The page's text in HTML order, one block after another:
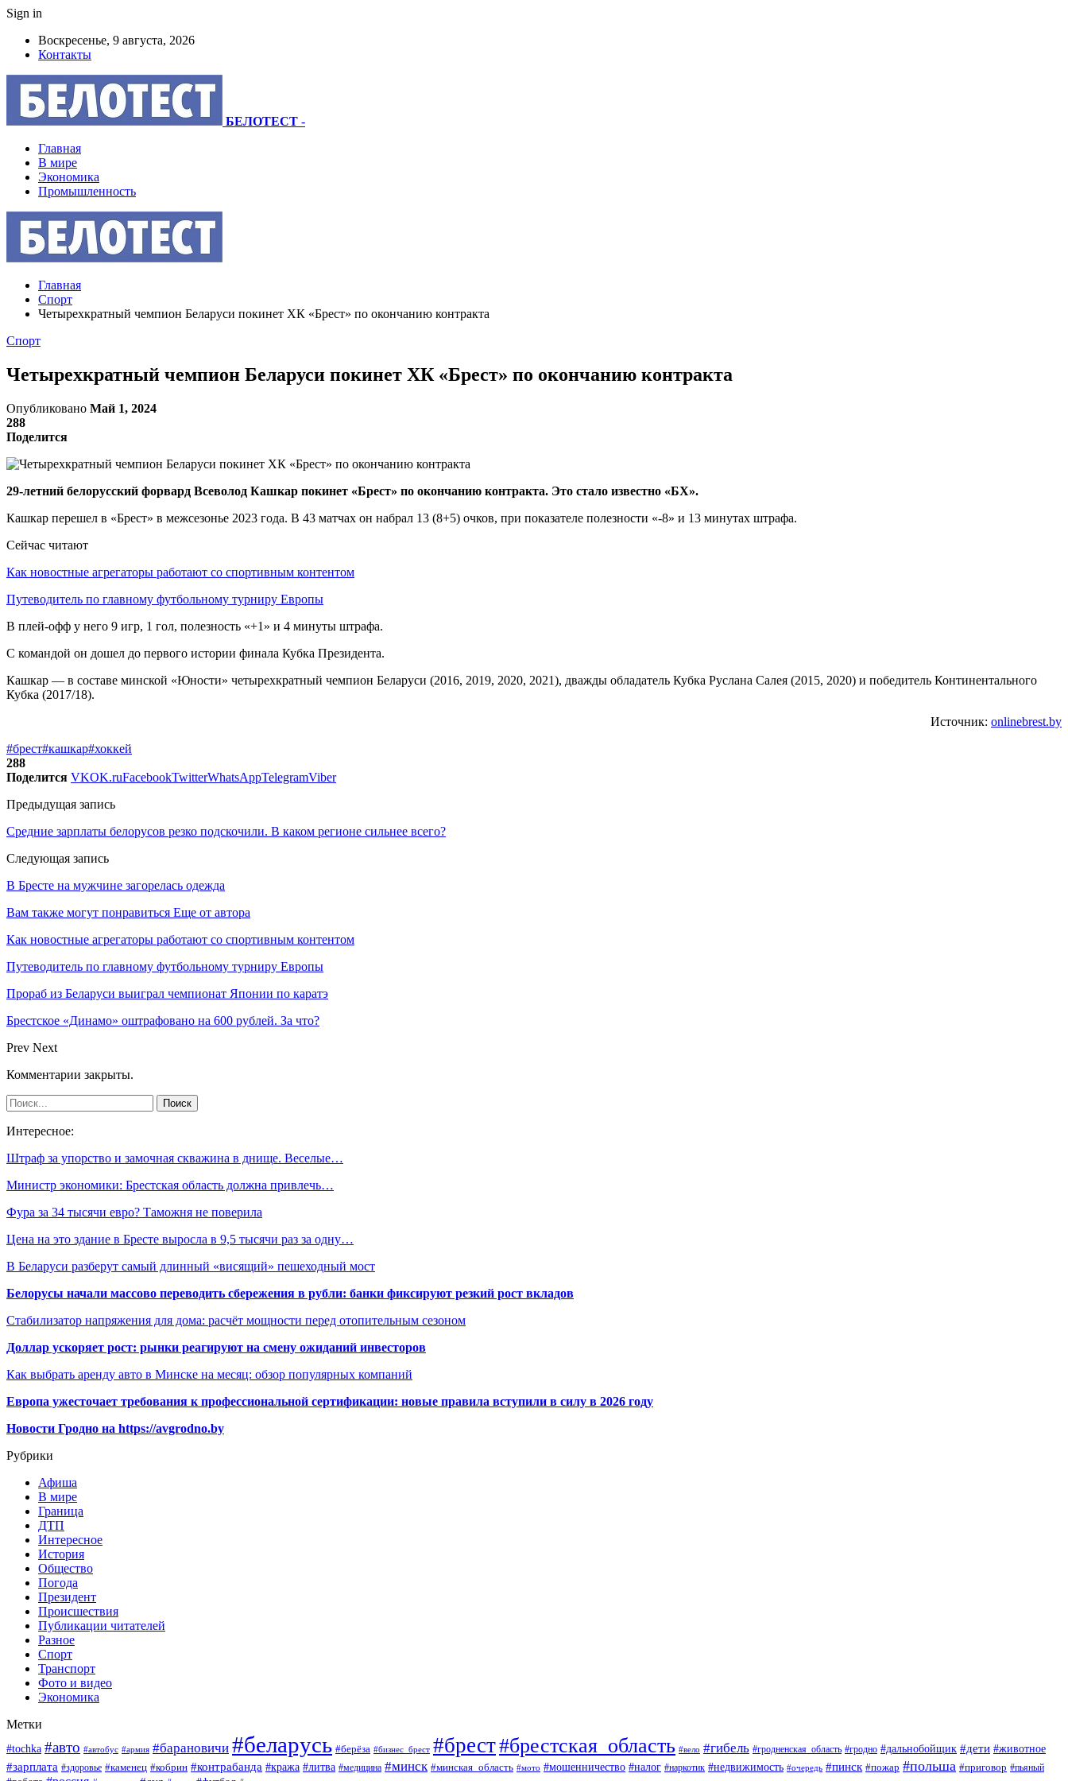
Sign in
Воскресенье, 9 августа, 2026
Контакты
БЕЛОТЕСТ -
Главная
В мире
Экономика
Промышленность
Главная
Спорт
Четырехкратный чемпион Беларуси покинет ХК «Брест» по окончанию контракта
Спорт
Четырехкратный чемпион Беларуси покинет ХК «Брест» по окончанию контракта
Опубликовано Май 1, 2024
288
Поделится
29-летний белорусский форвард Всеволод Кашкар покинет «Брест» по окончанию контракта. Это стало известно «БХ».
Кашкар перешел в «Брест» в межсезонье 2023 года. В 43 матчах он набрал 13 (8+5) очков, при показателе полезности «-8» и 13 минутах штрафа.
Сейчас читают
Как новостные агрегаторы работают со спортивным контентом
Путеводитель по главному футбольному турниру Европы
В плей-офф у него 9 игр, 1 гол, полезность «+1» и 4 минуты штрафа.
С командой он дошел до первого истории финала Кубка Президента.
Кашкар — в составе минской «Юности» четырехкратный чемпион Беларуси (2016, 2019, 2020, 2021), дважды обладатель Кубка Руслана Салея (2015, 2020) и победитель Континентального
Кубка (2017/18).
Источник: onlinebrest.by
#брест#кашкар#хоккей
288
Поделится VKOK.ruFacebookTwitterWhatsAppTelegramViber
Предыдущая запись
Средние зарплаты белорусов резко подскочили. В каком регионе сильнее всего?
Следующая запись
В Бресте на мужчине загорелась одежда
Вам также могут понравиться Еще от автора
Как новостные агрегаторы работают со спортивным контентом
Путеводитель по главному футбольному турниру Европы
Прораб из Беларуси выиграл чемпионат Японии по каратэ
Брестское «Динамо» оштрафовано на 600 рублей. За что?
Prev Next
Комментарии закрыты.
Интересное:
Штраф за упорство и замочная скважина в днище. Веселые…
Министр экономики: Брестская область должна привлечь…
Фура за 34 тысячи евро? Таможня не поверила
Цена на это здание в Бресте выросла в 9,5 тысячи раз за одну…
В Беларуси разберут самый длинный «висящий» пешеходный мост
Белорусы начали массово переводить сбережения в рубли: банки фиксируют резкий рост вкладов
Стабилизатор напряжения для дома: расчёт мощности перед отопительным сезоном
Доллар ускоряет рост: рынки реагируют на смену ожиданий инвесторов
Как выбрать аренду авто в Минске на месяц: обзор популярных компаний
Европа ужесточает требования к профессиональной сертификации: новые правила вступили в силу в 2026 году
Новости Гродно на https://avgrodno.by
Рубрики
Афиша
В мире
Граница
ДТП
Интересное
История
Общество
Погода
Президент
Происшествия
Публикации читателей
Разное
Спорт
Транспорт
Фото и видео
Экономика
Метки
#tochka #авто #автобус #армия #барановичи #беларусь #берёза #бизнес_брест #брест#брестская_область #вело #гибель #гродненская_область #гродно #дальнобойщик #дети #животное
#зарплата #здоровье #каменец #кобрин #контрабанда #кража #литва #медицина #минск #минская_область #мото #мошенничество #налог #наркотик #недвижимость #очередь #пинск #пожар #польша #приговор #пьяный